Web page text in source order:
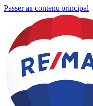
Passer au contenu principal